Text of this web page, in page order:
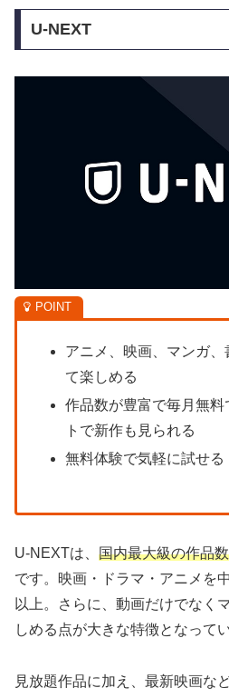
U-NEXT
アニメ、映画、マンガ
て楽しめる
作品数が豊富で毎月無
トで新作も見られる
無料体験で気軽に試せる
U-NEXTは、 国内最大級の作品
です。映画・ドラマ・アニメを
以上。さらに、動画だけでなく
しめる点が大きな特徴となってい
見放題作品に加え、最新映画な